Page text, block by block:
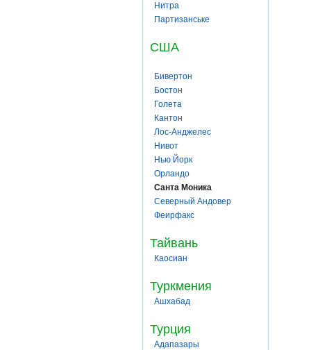
Нитра
Партизанське
США
Бивертон
Бостон
Голета
Кантон
Лос-Анджелес
Нивот
Нью Йорк
Орландо
Санта Моника
Северный Андовер
Феирфакс
Тайвань
Каосиан
Туркмения
Ашхабад
Турция
Адапазары